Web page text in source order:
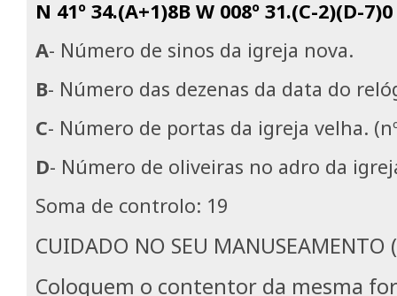
N 41º 34.(A+1)8B W 008º 31.(C-2)(D-7)0
A- Número de sinos da igreja nova.
B- Número das dezenas da data do
C- Número de portas da igreja velha.
D- Número de oliveiras no adro da
Soma de controlo: 19
CUIDADO NO SEU MANUSEAMENTO (
Coloquem o contentor da mesma